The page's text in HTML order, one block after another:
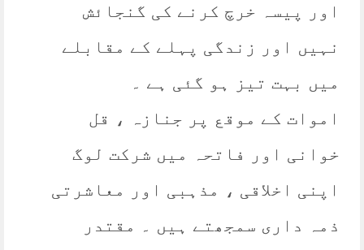
اور پیسہ خرچ کرنے کی گنجائش
نہیں اور زندگی پہلے کے مقابلے
میں بہت تیز ہو گئی ہے ۔
اموات کے موقع پر جنازہ ، قل
خوانی اور فاتحہ میں شرکت لوگ
اپنی اخلاقی ، مذہبی اور معاشرتی
ذمہ داری سمجھتے ہیں ۔ مقتدر